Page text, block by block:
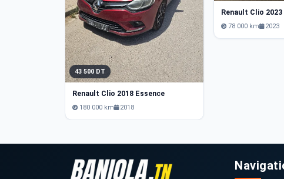
43 500 DT
Renault Clio 2018 Essence
180 000 km 2018
Renault Clio 2023
78 000 km 2023